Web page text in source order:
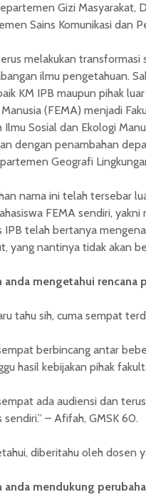
Gizi Masyarakat,
Sains Komunikasi dan
melakukan transformasi
ilmu pengetahuan.
KM IPB maupun pihak
(FEMA) menjadi
Ilmu Sosial dan Ekologi
dengan penambahan
Geografi
nama ini telah tersebar
FEMA sendiri,
IPB telah bertanya
yang nantinya tidak akan
anda mengetahui rencana
tahu sih, cuma sempat
berbincang antar
hasil kebijakan pihak
ada audiensi dan
sendiri.” – Afifah, GMSK 60.
diberitahu oleh dosen
anda mendukung